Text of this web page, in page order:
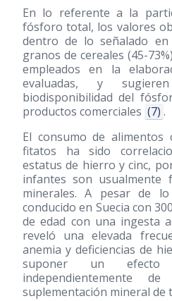
En lo referente a la
fósforo total, los valores
dentro de lo señalado
granos de cereales (45-
empleados en la
evaluadas, y
biodisponibilidad del
productos comerciales (7) .
El consumo de
fitatos ha sido
estatus de hierro y cinc,
infantes son usualmente
minerales. A pesar de
conducido en Suecia con
de edad con una ingesta
reveló una elevada
anemia y deficiencias de
suponer un
independientemente
suplementación mineral de